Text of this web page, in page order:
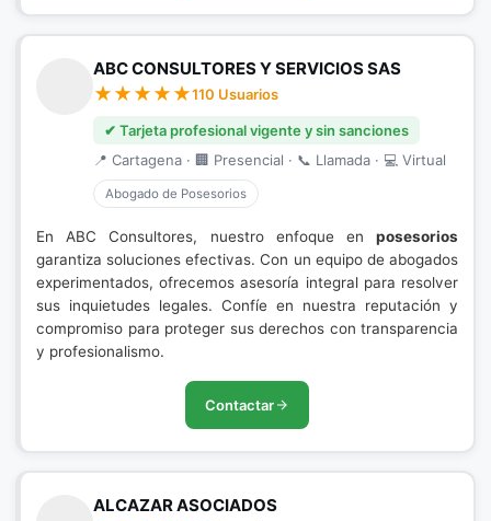
ABC CONSULTORES Y SERVICIOS SAS
110 Usuarios
✔ Tarjeta profesional vigente y sin sanciones
📍 Cartagena · 🏢 Presencial · 📞 Llamada · 💻 Virtual
Abogado de Posesorios
En ABC Consultores, nuestro enfoque en posesorios
garantiza soluciones efectivas. Con un equipo de abogados
experimentados, ofrecemos asesoría integral para resolver
sus inquietudes legales. Confíe en nuestra reputación y
compromiso para proteger sus derechos con transparencia
y profesionalismo.
Contactar
ALCAZAR ASOCIADOS